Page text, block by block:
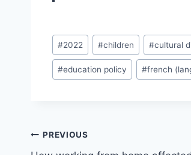
Post
Tags:
#2022 #children #cultural
#education policy #french
Post
PREVIOUS